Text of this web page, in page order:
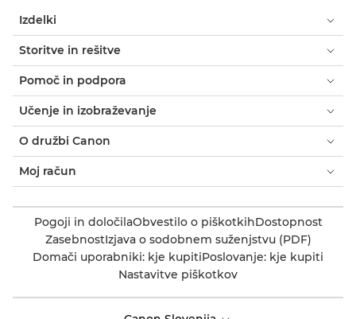
Izdelki
Storitve in rešitve
Pomoč in podpora
Učenje in izobraževanje
O družbi Canon
Moj račun
Pogoji in določilaObvestilo o piškotkihDostopnost
ZasebnostIzjava o sodobnem suženjstvu (PDF)
Domači uporabniki: kje kupitiPoslovanje: kje kupiti
Nastavitve piškotkov